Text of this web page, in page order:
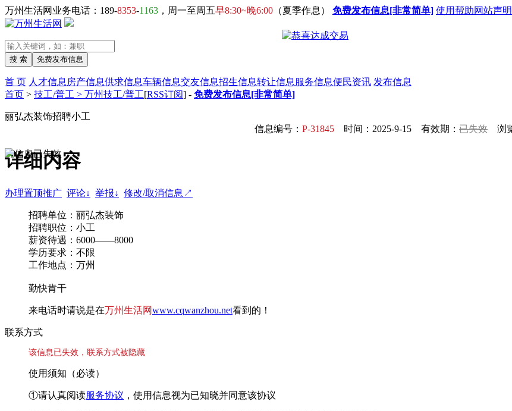
万州生活网业务电话：189-8353-1163 ，周一至周五早8:30~晚6:00 （夏季作息） 免费发布信息[非常简单] 使用帮助网站声明
首 页 人才信息 房产信息供求信息车辆信息交友信息招生信息转让信息 服务信息便民资讯 发布信息
首页 > 技工/普工 > 万州技工/普工[RSS订阅] - 免费发布信息[非常简单]
丽弘杰装饰招聘小工
信息编号： P-31845 时间：2025-9-15 有效期： 已失效 浏
详细内容
办理置顶推广 评论↓ 举报↓ 修改/取消信息↗
招聘单位：丽弘杰装饰
招聘职位：小工
薪资待遇：6000——8000
学历要求：不限
工作地点：万州
勤快肯干
来电话时请说是在万州生活网www.cqwanzhou.net看到的！
联系方式
该信息已失效，联系方式被隐藏
使用须知（必读）
①请认真阅读服务协议 ，使用信息视为已知晓并同意该协议